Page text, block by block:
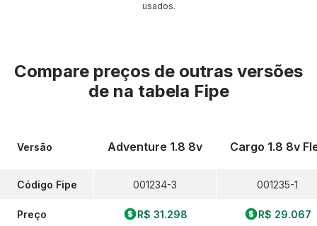
usados.
Compare preços de outras versões
de na tabela Fipe
Versão
Código Fipe
Preço
Adventure 1.8 8v
001234-3
R$ 31.298
Cargo 1.8 8v
001235-1
R$ 29.067